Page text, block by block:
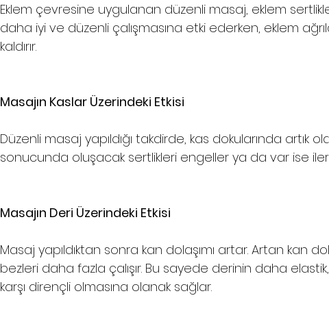
Eklem çevresine uygulanan düzenli masaj, eklem
daha iyi ve düzenli çalışmasına etki ederken, eklem
kaldırır.
Masajın Kaslar Üzerindeki Etkisi
Düzenli masaj yapıldığı takdirde, kas dokularında artık
sonucunda oluşacak sertlikleri engeller ya da var ise
Masajın Deri Üzerindeki Etkisi
Masaj yapıldıktan sonra kan dolaşımı artar. Artan kan
bezleri daha fazla çalışır. Bu sayede derinin daha
karşı dirençli olmasına olanak sağlar.